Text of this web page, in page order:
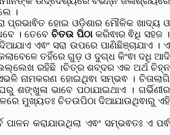
।
ପ୍ରଭାଵିତ ହୋଇ ଓଡ଼ିଶାର ମୌଳିକ ଖାଦ୍ୟ ଓ
। ତେବେଚିତଉ ପିଠାକରିଵାର ଵିଧି ସହଜ ।
ଏଵଂ ସରା ଉପରେ ପାଣିଛିଞ୍ଚାଯାଏ । ଏ
ତହିଁରେ ଗୁଡ଼ ଓ ଦୁଗ୍ଧ କିଂଵା ଦଧି ଆଦି
ରହିଛି ।ଚିତ୍ର ଶବ୍ଦର ଏକ ଅର୍ଥ ଚିହ୍ନ
ନାମକରଣ ହୋଇଥିଵା ସମ୍ଭଵ । ଚିତାଲାଗି
ଶଙ୍ଖୁଳା ଭାବେ ପଠାଯାଇଥାଏ । ଗର୍ଭିଣୀର
ମୁଖ୍ୟତଃ ଚିତଉପିଠା ଦିଆଯାଉଥିଵାରୁ ଏହି
କରାଯାଉଥିଲା ଏଵଂ ସମ୍ଭଵତଃ ଏ ପର୍ଵ